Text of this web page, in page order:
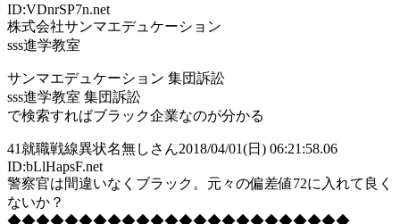
ID:VDnrSP7n.net
株式会社サンマエデュケーション
sss進学教室
サンマエデュケーション 集団訴訟
sss進学教室 集団訴訟
で検索すればブラック企業なのが分かる
41 就職戦線異状名無しさん2018/04/01(日) 06:21:58.06
ID:bLlHapsF.net
警察官は間違いなくブラック。元々の偏差値72に入れて良く
ないか？
◆◆◆◆◆◆◆◆◆◆◆◆◆◆◆◆◆◆◆◆◆◆◆◆